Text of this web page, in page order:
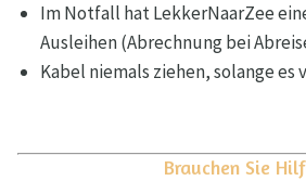
Im Notfall hat LekkerNaarZee
Ausleihen (Abrechnung bei
Kabel niemals ziehen, solange es
Brauchen Sie